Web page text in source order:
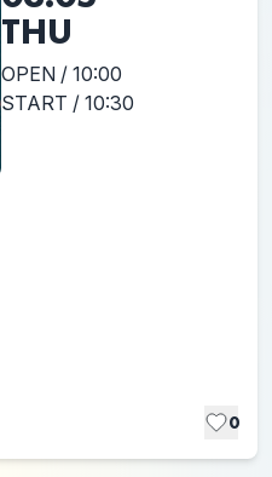
THU
OPEN / 10:00
START / 10:30
0